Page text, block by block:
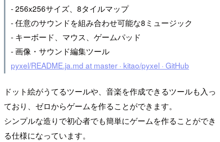
- 256x256サイズ、8タイルマップ
- 任意のサウンドを組み合わせ可能な8ミュージック
- キーボード、マウス、ゲームパッド
- 画像・サウンド編集ツール
pyxel/README.ja.md at master · kitao/pyxel · GitHub
ドット絵がうてるツールや、音楽を作成できるツールも入っ
ており、ゼロからゲームを作ることができます。
シンプルな造りで初心者でも簡単にゲームを作ることができ
る仕様になっています。